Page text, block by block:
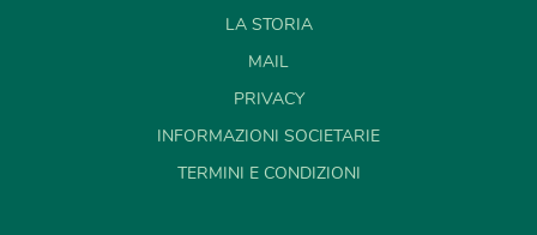
LA STORIA
MAIL
PRIVACY
INFORMAZIONI SOCIETARIE
TERMINI E CONDIZIONI